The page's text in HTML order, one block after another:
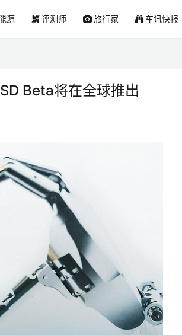
源 评测师 旅行家 车讯快报
Beta将在全球推出